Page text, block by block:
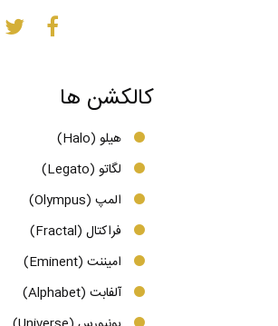
کالکشن ها
هیلو (Halo)
لگاتو (Legato)
المپ (Olympus)
فراکتال (Fractal)
امیننت (Eminent)
آلفابت (Alphabet)